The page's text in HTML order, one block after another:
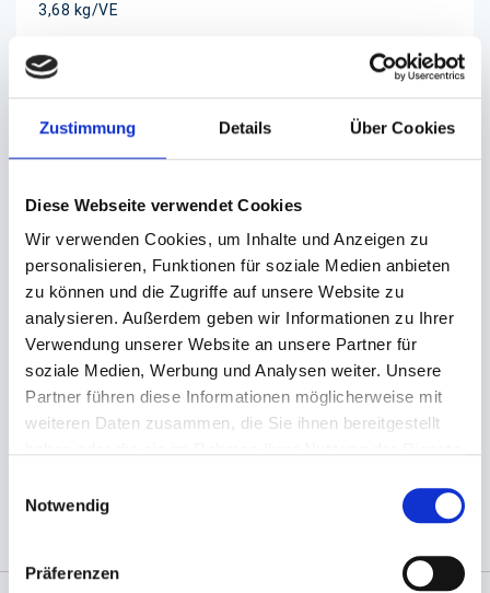
Zustimmung Details Über Cookies
Diese Webseite verwendet Cookies
Wir verwenden Cookies, um Inhalte und Anzeigen zu
personalisieren, Funktionen für soziale Medien anbieten
zu können und die Zugriffe auf unsere Website zu
analysieren. Außerdem geben wir Informationen zu Ihrer
Verwendung unserer Website an unsere Partner für
soziale Medien, Werbung und Analysen weiter. Unsere
Partner führen diese Informationen möglicherweise mit
weiteren Daten zusammen, die Sie ihnen bereitgestellt
Notwendig
Präferenzen
3,68 kg/VE
BESCHREIBUNG
Erfrischungstücher eigenen sich sehr gut für die
schnelle Reinigung der Hände, sowie der
Mundpartie, nach fetthaltigen Mahlzeiten.
Sie haben einen angenhemen Citrusduft.